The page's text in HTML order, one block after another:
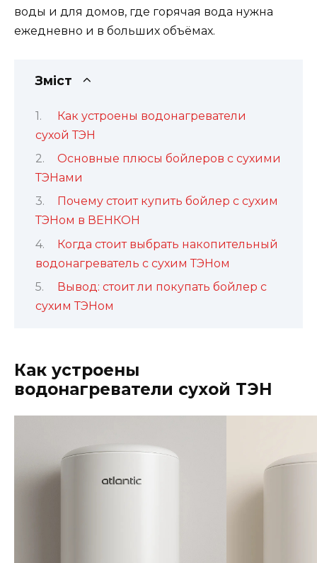
воды и для домов, где горячая вода нужна
ежедневно и в больших объёмах.
Зміст
Как устроены водонагреватели
сухой ТЭН
Основные плюсы бойлеров с сухими
ТЭНами
Почему стоит купить бойлер с сухим
ТЭНом в ВЕНКОН
Когда стоит выбрать накопительный
водонагреватель с сухим ТЭНом
Вывод: стоит ли покупать бойлер с
сухим ТЭНом
Как устроены
водонагреватели сухой ТЭН